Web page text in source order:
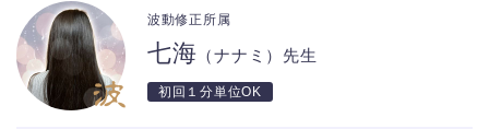
七海 （ナナミ）先生
波動修正所属
初回１分単位OK